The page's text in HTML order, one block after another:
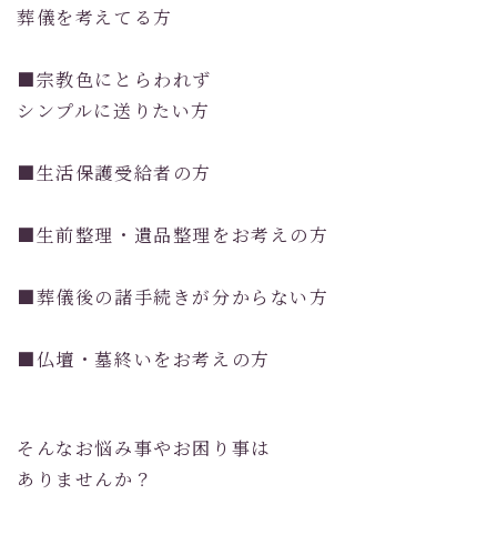
葬儀を考えてる方
■宗教色にとらわれず
シンプルに送りたい方
■生活保護受給者の方
■生前整理・遺品整理をお考えの方
■葬儀後の諸手続きが分からない方
■仏壇・墓終いをお考えの方
そんなお悩み事やお困り事は
ありませんか？